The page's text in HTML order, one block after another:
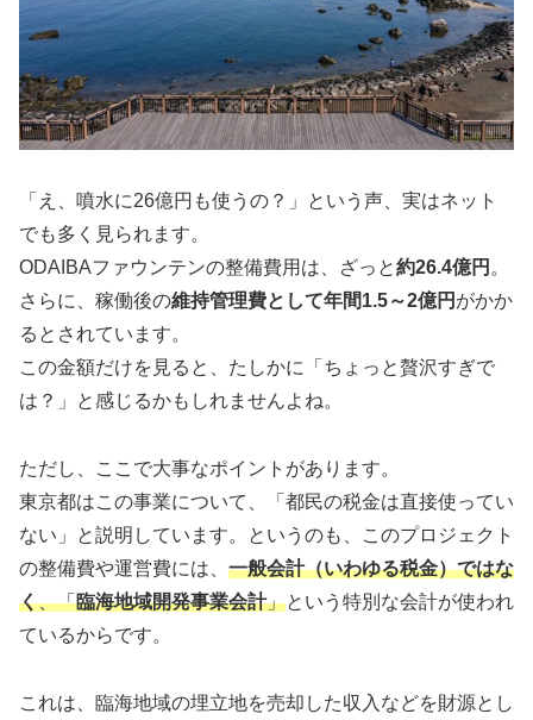
「え、噴水に26億円も使うの？」という声、実はネット
でも多く見られます。
ODAIBAファウンテンの整備費用は、ざっと約26.4億円 。
さらに、稼働後の維持管理費として年間1.5～2億円 がかか
るとされています。
この金額だけを見ると、たしかに「ちょっと贅沢すぎで
は？」と感じるかもしれませんよね。
ただし、ここで大事なポイントがあります。
東京都はこの事業について、「都民の税金は直接使ってい
ない」と説明しています。というのも、このプロジェクト
の整備費や運営費には、 一般会計（いわゆる税金）ではな
く、「臨海地域開発事業会計」という特別な会計が使われ
ているからです。
これは、臨海地域の埋立地を売却した収入などを財源とし